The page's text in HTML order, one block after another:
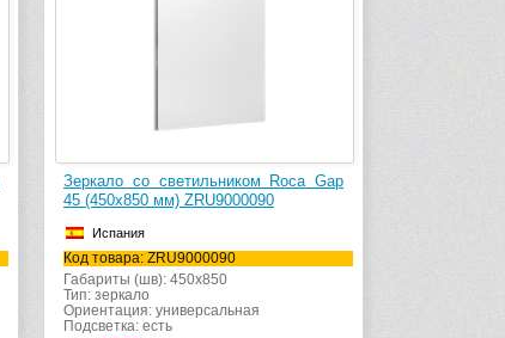
Зеркало со светильником Roca Gap
45 (450х850 мм) ZRU9000090
Испания
Код товара: ZRU9000090
Габариты (шв): 450x850
Тип: зеркало
Ориентация: универсальная
Подсветка: есть